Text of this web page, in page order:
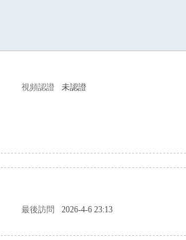
視頻認證 未認證
最後訪問 2026-4-6 23:13